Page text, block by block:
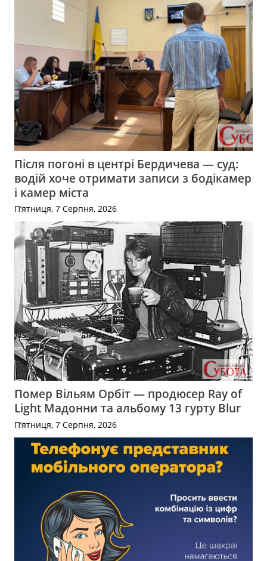
Після погоні в центрі Бердичева — суд:
водій хоче отримати записи з бодікамер
і камер міста
П’ятниця, 7 Серпня, 2026
Помер Вільям Орбіт — продюсер Ray of
Light Мадонни та альбому 13 гурту Blur
П’ятниця, 7 Серпня, 2026